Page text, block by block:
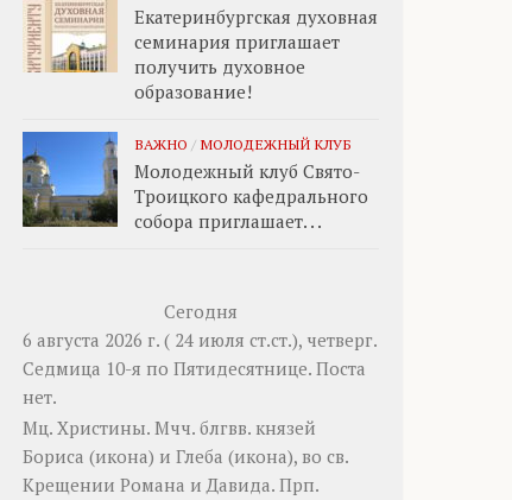
Екатеринбургская духовная
семинария приглашает
получить духовное
образование!
ВАЖНО / МОЛОДЕЖНЫЙ КЛУБ
Молодежный клуб Свято-
Троицкого кафедрального
собора приглашает. . .
Сегодня
6 августа 2026 г. ( 24 июля ст.ст.), четверг.
Седмица 10-я по Пятидесятнице. Поста
нет.
Мц. Христины. Мчч. блгвв. князей
Бориса (икона) и Глеба (икона), во св.
Крещении Романа и Давида. Прп.